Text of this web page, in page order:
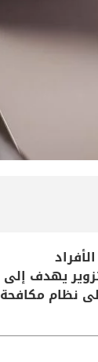
يهدف إلى
نظام مكافحة